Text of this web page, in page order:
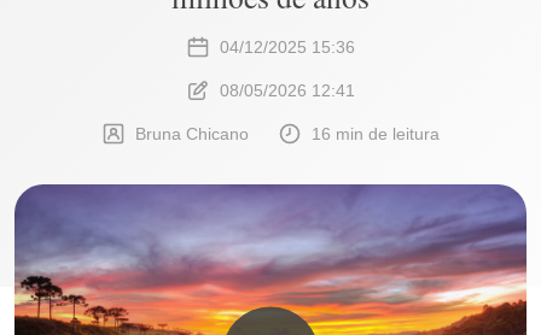
04/12/2025 15:36
08/05/2026 12:41
Bruna Chicano 16 min de leitura